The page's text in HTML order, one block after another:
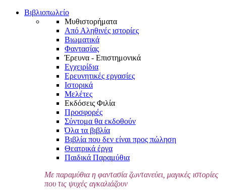
Βιβλιοπωλείο
Μυθιστορήματα
Από Αληθινές ιστορίες
Βιωματικά
Φαντασίας
Έρευνα - Επιστημονικά
Εγχειρίδια
Ερευνητικές εργασίες
Ιστορικά
Μελέτες
Εκδόσεις Φιλία
Προσφορές
Σύντομα θα εκδοθούν
Όλα τα βιβλία
Βιβλία που δεν είναι προς πώληση
Θεατρικά έργα
Παιδικά Παραμύθια
Με παραμύθια η φαντασία ζωντανεύει, μαγικές ιστορίες
που τις ψυχές αγκαλιάζουν